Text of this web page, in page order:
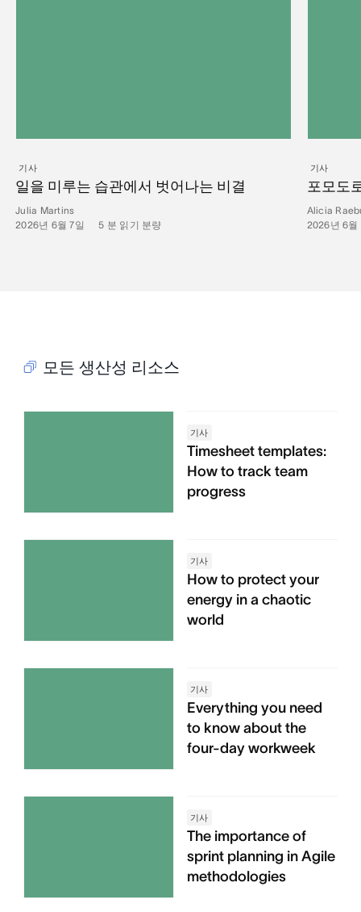
기사
일을 미루는 습관에서 벗어나는 비결
Julia Martins
2026년 6월 7일
5 분 읽기 분량
기사
포모도
Alicia
2026년 6월
모든 생산성 리소스
기사
Timesheet templates:
How to track team
progress
기사
How to protect your
energy in a chaotic
world
기사
Everything you need
to know about the
four-day workweek
기사
The importance of
sprint planning in Agile
methodologies